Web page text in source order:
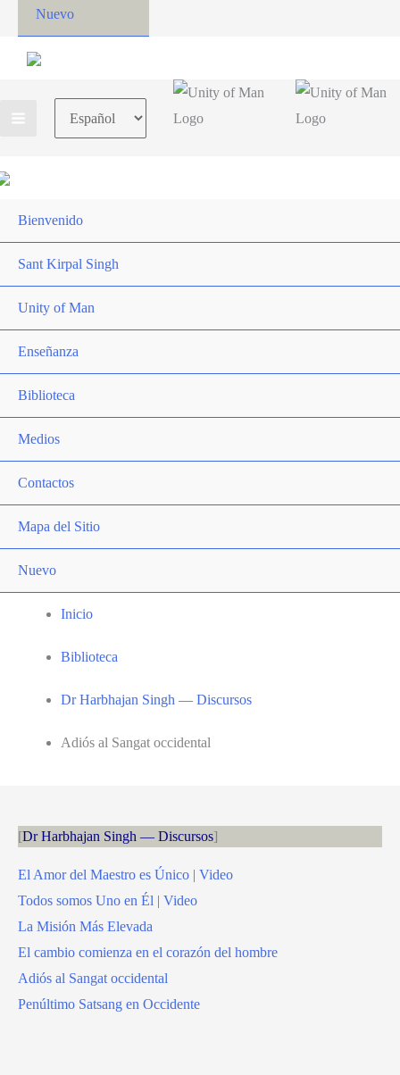
Nuevo
Choose
a
Bienvenido
Sant Kirpal Singh
Unity of Man
Enseñanza
Biblioteca
Medios
Contactos
Mapa del Sitio
Nuevo
Inicio
Biblioteca
Dr Harbhajan Singh — Discursos
Adiós al Sangat occidental
Dr Harbhajan Singh — Discursos
El Amor del Maestro es Único | Video
Todos somos Uno en Él | Video
La Misión Más Elevada
El cambio comienza en el corazón del hombre
Adiós al Sangat occidental
Penúltimo Satsang en Occidente